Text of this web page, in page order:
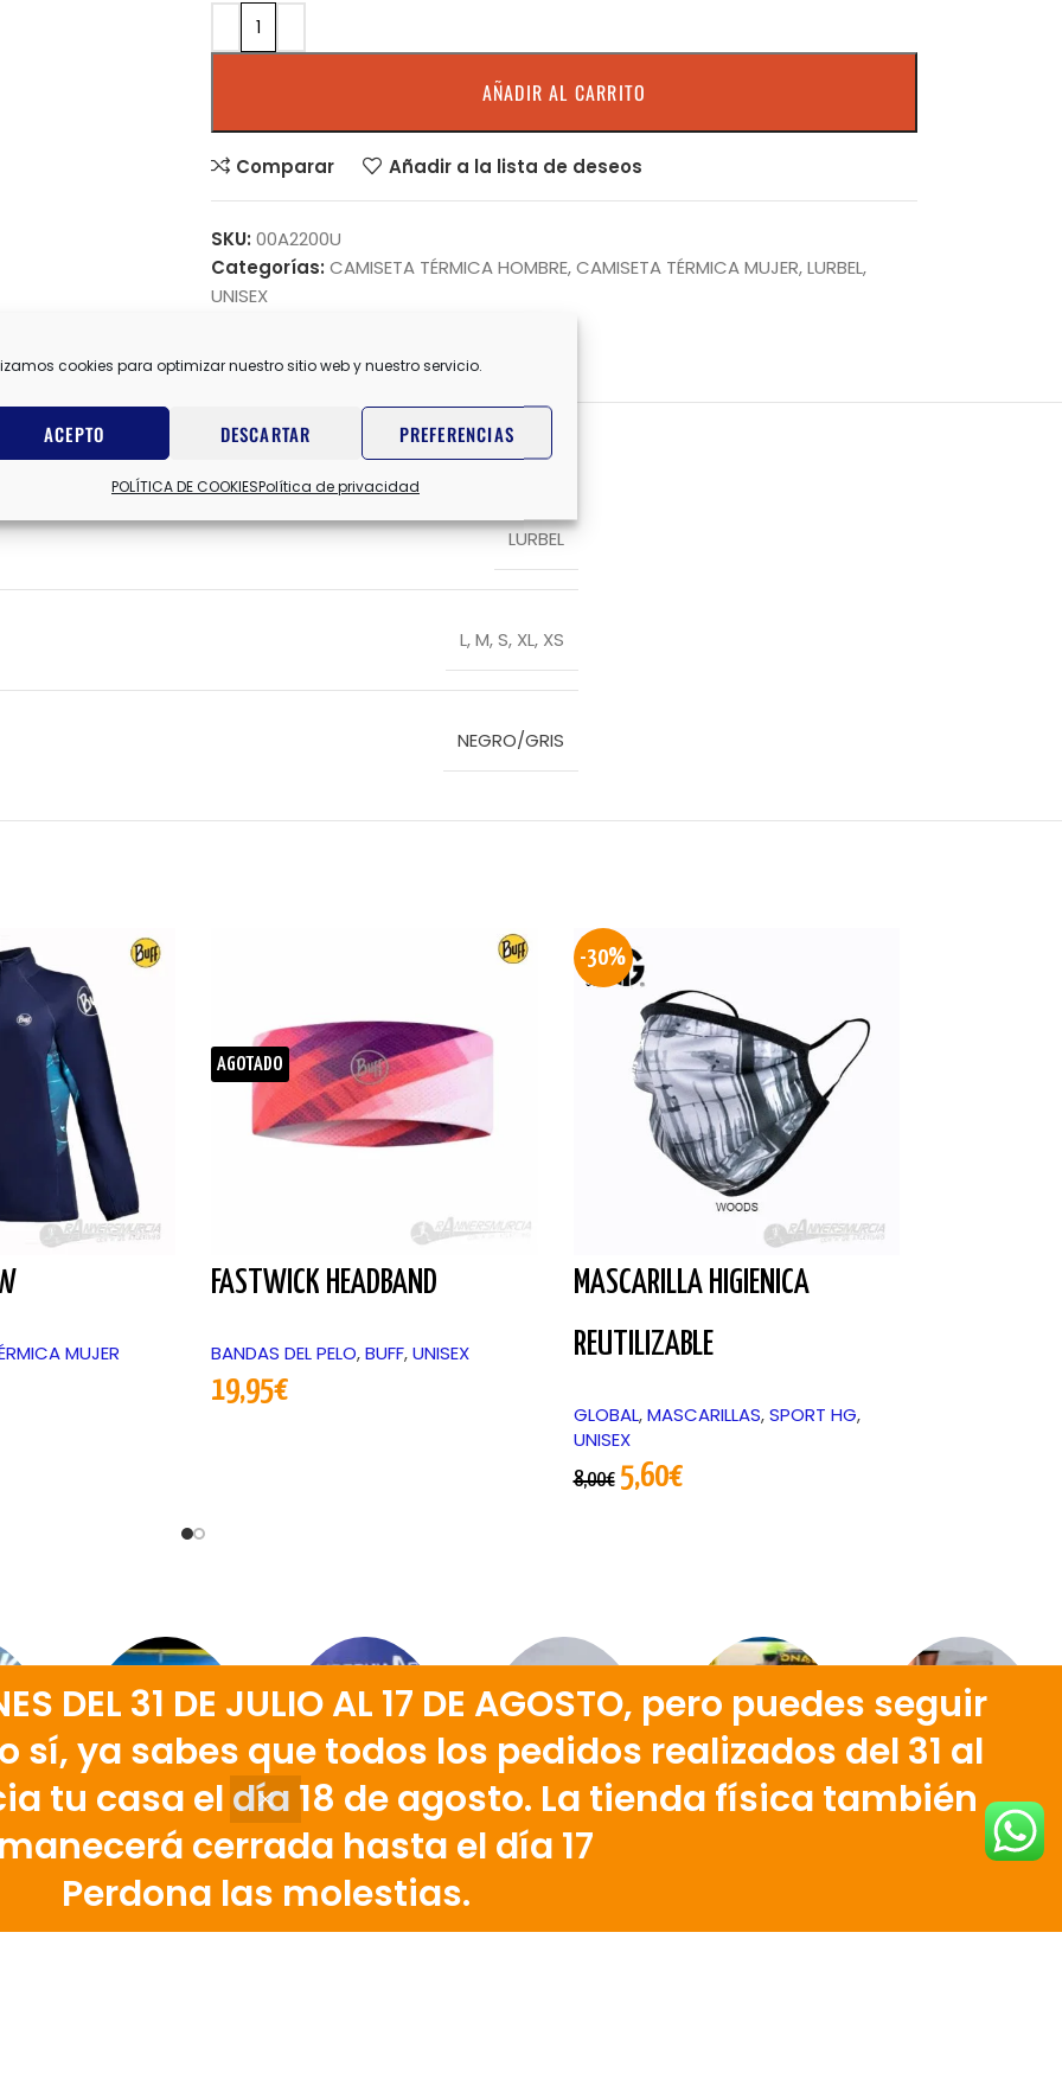
cookies para optimizar nuestro sitio web y nuestro servicio.
ACEPTO DESCARTAR PREFERENCIAS
POLÍTICA DE COOKIESPolítica de privacidad
DEL 31 DE JULIO AL 17 DE AGOSTO, pero puedes seguir
ya sabes que todos los pedidos realizados del 31 al
tu casa el día 18 de agosto. La tienda física también
cerrada hasta el día 17
Perdona las molestias.
AÑADIR AL CARRITO
Comparar Añadir a la lista de deseos
SKU: 00A2200U
Categorías: CAMISETA TÉRMICA HOMBRE,CAMISETA TÉRMICA MUJER,LURBEL,
UNISEX
INFORMACIÓN ADICIONAL VALORACIONES (0)
LURBEL
L,M,S, XL, XS
NEGRO/GRIS
MUJER
AGOTADO
FASTWICK HEADBAND
BANDAS DEL PELO,BUFF,UNISEX
19,95€
-30%
MASCARILLA HIGIENICA
REUTILIZABLE
GLOBAL, MASCARILLAS, SPORT HG,
UNISEX
8,00€ 5,60€